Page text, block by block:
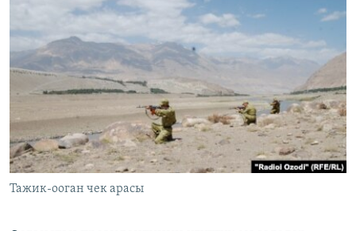
ЭЖЕ-СИҢДИЛЕР
ЫҢГАЙСЫЗ СУРООЛОР
ОНЛАЙН ШЕРИНЕ
ЭЕ/АРнун бардык сайттары
Тажик-ооган чек арасы